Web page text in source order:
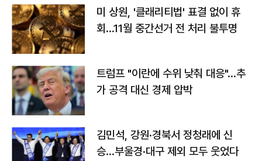
미 상원, '클래리티법' 표결 없이 휴
회…11월 중간선거 전 처리 불투명
트럼프 "이란에 수위 낮춰 대응"…추
가 공격 대신 경제 압박
김민석, 강원·경북서 정청래에 신
승…부울경·대구 제외 모두 웃었다